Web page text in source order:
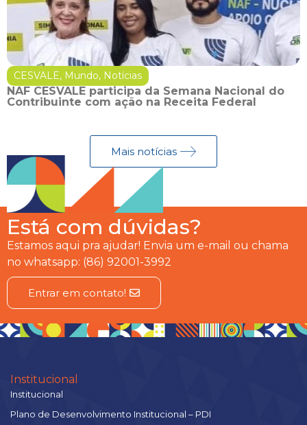
CESVALE, Mundo, Notícias
NAF CESVALE participa da Semana Nacional do
Contribuinte com ação na Receita Federal
Mais notícias
Está com dúvidas?
Estamos aqui pra ajudar! Envia um e-mail ou chama
no whatsapp: (86) 92001-3992
Entrar em contato!
Institucional
Institucional
Plano de Desenvolvimento Institucional – PDI